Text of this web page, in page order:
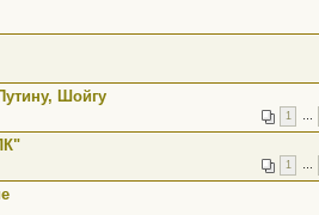
Шойгу
1 …
1 …